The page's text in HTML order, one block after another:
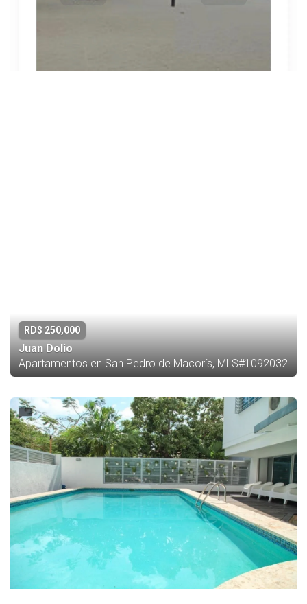
RD$ 250,000
Juan Dolio
Apartamentos en San Pedro de Macorís, MLS#1092032